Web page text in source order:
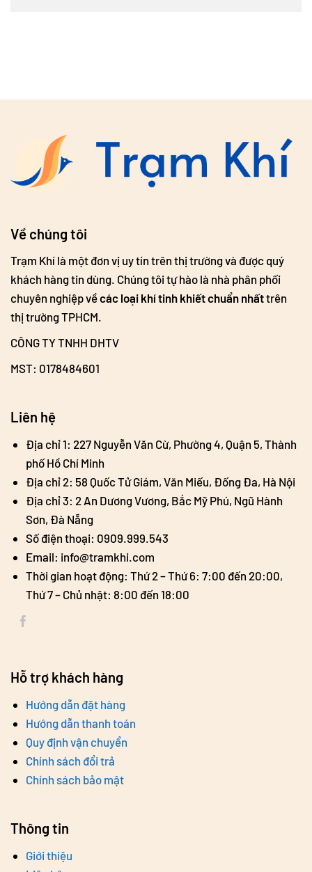
Về chúng tôi
Trạm Khí là một đơn vị uy tín trên thị trường và được quý
khách hàng tin dùng. Chúng tôi tự hào là nhà phân phối
chuyên nghiệp vềcác loại khí tinh khiết chuẩn nhấttrên
thị trường TPHCM.
CÔNG TY TNHH DHTV
MST: 0178484601
Liên hệ
Địa chỉ 1: 227 Nguyễn Văn Cừ, Phường 4, Quận 5, Thành
phố Hồ Chí Minh
Địa chỉ 2: 58 Quốc Tử Giám, Văn Miếu, Đống Đa, Hà Nội
Địa chỉ 3: 2 An Dương Vương, Bắc Mỹ Phú, Ngũ Hành
Sơn, Đà Nẵng
Số điện thoại: 0909.999.543
Email: info@tramkhi.com
Thời gian hoạt động: Thứ 2 – Thứ 6: 7:00 đến 20:00,
Thứ 7 – Chủ nhật: 8:00 đến 18:00
Hỗ trợ khách hàng
Hướng dẫn đặt hàng
Hướng dẫn thanh toán
Quy định vận chuyển
Chính sách đổi trả
Chính sách bảo mật
Thông tin
Giới thiệu